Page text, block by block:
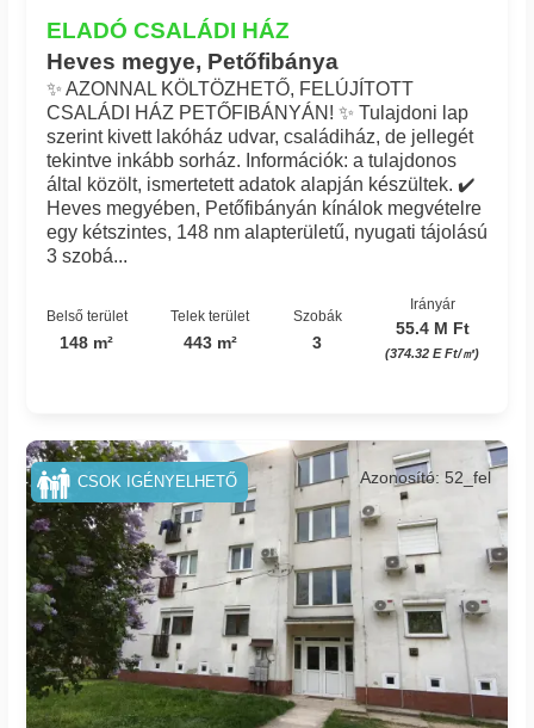
ELADÓ CSALÁDI HÁZ
Heves megye, Petőfibánya
✨ AZONNAL KÖLTÖZHETŐ, FELÚJÍTOTT
CSALÁDI HÁZ PETŐFIBÁNYÁN! ✨ Tulajdoni lap
szerint kivett lakóház udvar, családiház, de jellegét
tekintve inkább sorház. Információk: a tulajdonos
által közölt, ismertetett adatok alapján készültek. ✔️
Heves megyében, Petőfibányán kínálok megvételre
egy kétszintes, 148 nm alapterületű, nyugati tájolású
3 szobá...
Belső terület
148 m²
Telek terület
443 m²
Szobák
3
Irányár
55.4 M Ft
(374.32 E Ft/㎡)
Azonosító: 52_fel
CSOK IGÉNYELHETŐ